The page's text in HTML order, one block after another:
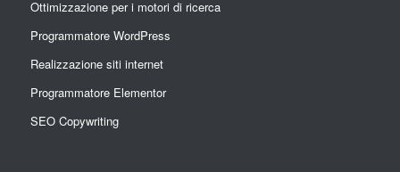
Ottimizzazione per i motori di ricerca
Programmatore WordPress
Realizzazione siti internet
Programmatore Elementor
SEO Copywriting